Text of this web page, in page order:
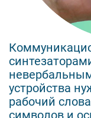
устройства
рабочий